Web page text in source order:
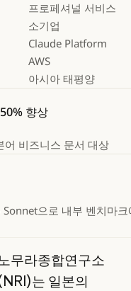
프로페셔널 서비스
소기업
Claude Platform
AWS
아시아 태평양
향상
어 비즈니스 문서 대상
Sonnet으로 내부 벤치마크
무라종합연구소
는 일본의